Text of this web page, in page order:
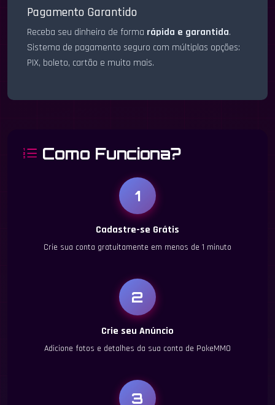
Pagamento Garantido
Receba seu dinheiro de forma rápida e garantida.
Sistema de pagamento seguro com múltiplas opções:
PIX, boleto, cartão e muito mais.
Como Funciona?
1
Cadastre-se Grátis
Crie sua conta gratuitamente em menos de 1 minuto
2
Crie seu Anúncio
Adicione fotos e detalhes da sua conta de PokeMMO
3